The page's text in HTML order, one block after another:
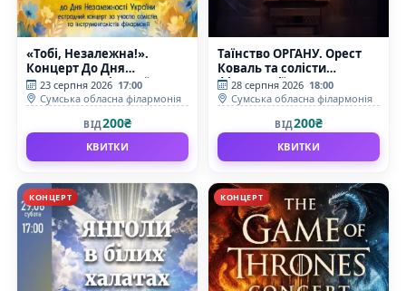
«Тобі, Незалежна!».
Концерт До Дня
Незалежності України
23 серпня 2026 17:00
Сумська обласна філармонія
ВІД200₴
КВИТКИ
Таїнство ОРГАНУ. Орест
Коваль та солісти
філармонії
28 серпня 2026 18:00
Сумська обласна філармонія
ВІД200₴
КВИТКИ
КОНЦЕРТ КОНЦЕРТ